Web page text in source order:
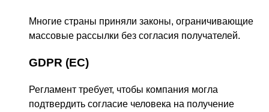
Многие страны приняли законы, ограничивающие
массовые рассылки без согласия получателей.
GDPR (ЕС)
Регламент требует, чтобы компания могла
подтвердить согласие человека на получение